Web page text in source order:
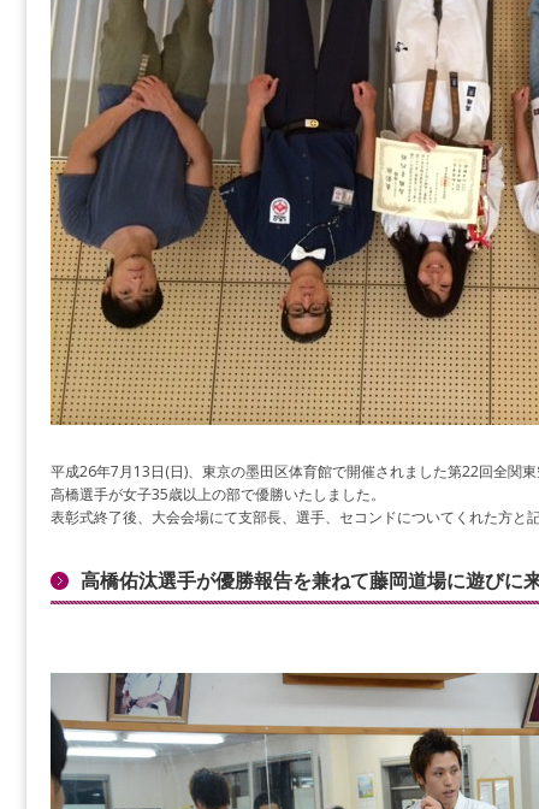
平成26年7月13日(日)、東京の墨田区体育館で開催されました第22回全関
高橋選手が女子35歳以上の部で優勝いたしました。
表彰式終了後、大会会場にて支部長、選手、セコンドについてくれた方と
高橋佑汰選手が優勝報告を兼ねて藤岡道場に遊びに